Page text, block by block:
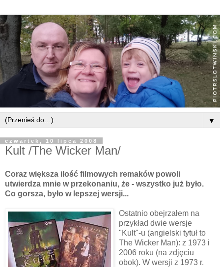
▼
czwartek, 10 lipca 2008
Kult /The Wicker Man/
Coraz większa ilość filmowych remakówpowoli
utwierdza mnie w przekonaniu, że - wszystko już było.
Co gorsza, było w lepszej wersji...
Ostatnio obejrzałem na
przykład dwie wersje
"Kult"-u (angielski tytuł to
The Wicker Man): z 1973 i
2006 roku (na zdjęciu
obok). W wersji z 1973 r.